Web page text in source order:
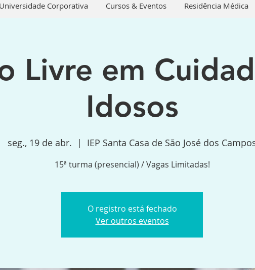
Universidade Corporativa Cursos & Eventos Residência Médica
Livre em
Idosos
seg., 19 de abr.
  |
IEP Santa Casa de São José dos
15ª turma (presencial) / Vagas Limitadas!
O registro está fechado
Ver outros eventos